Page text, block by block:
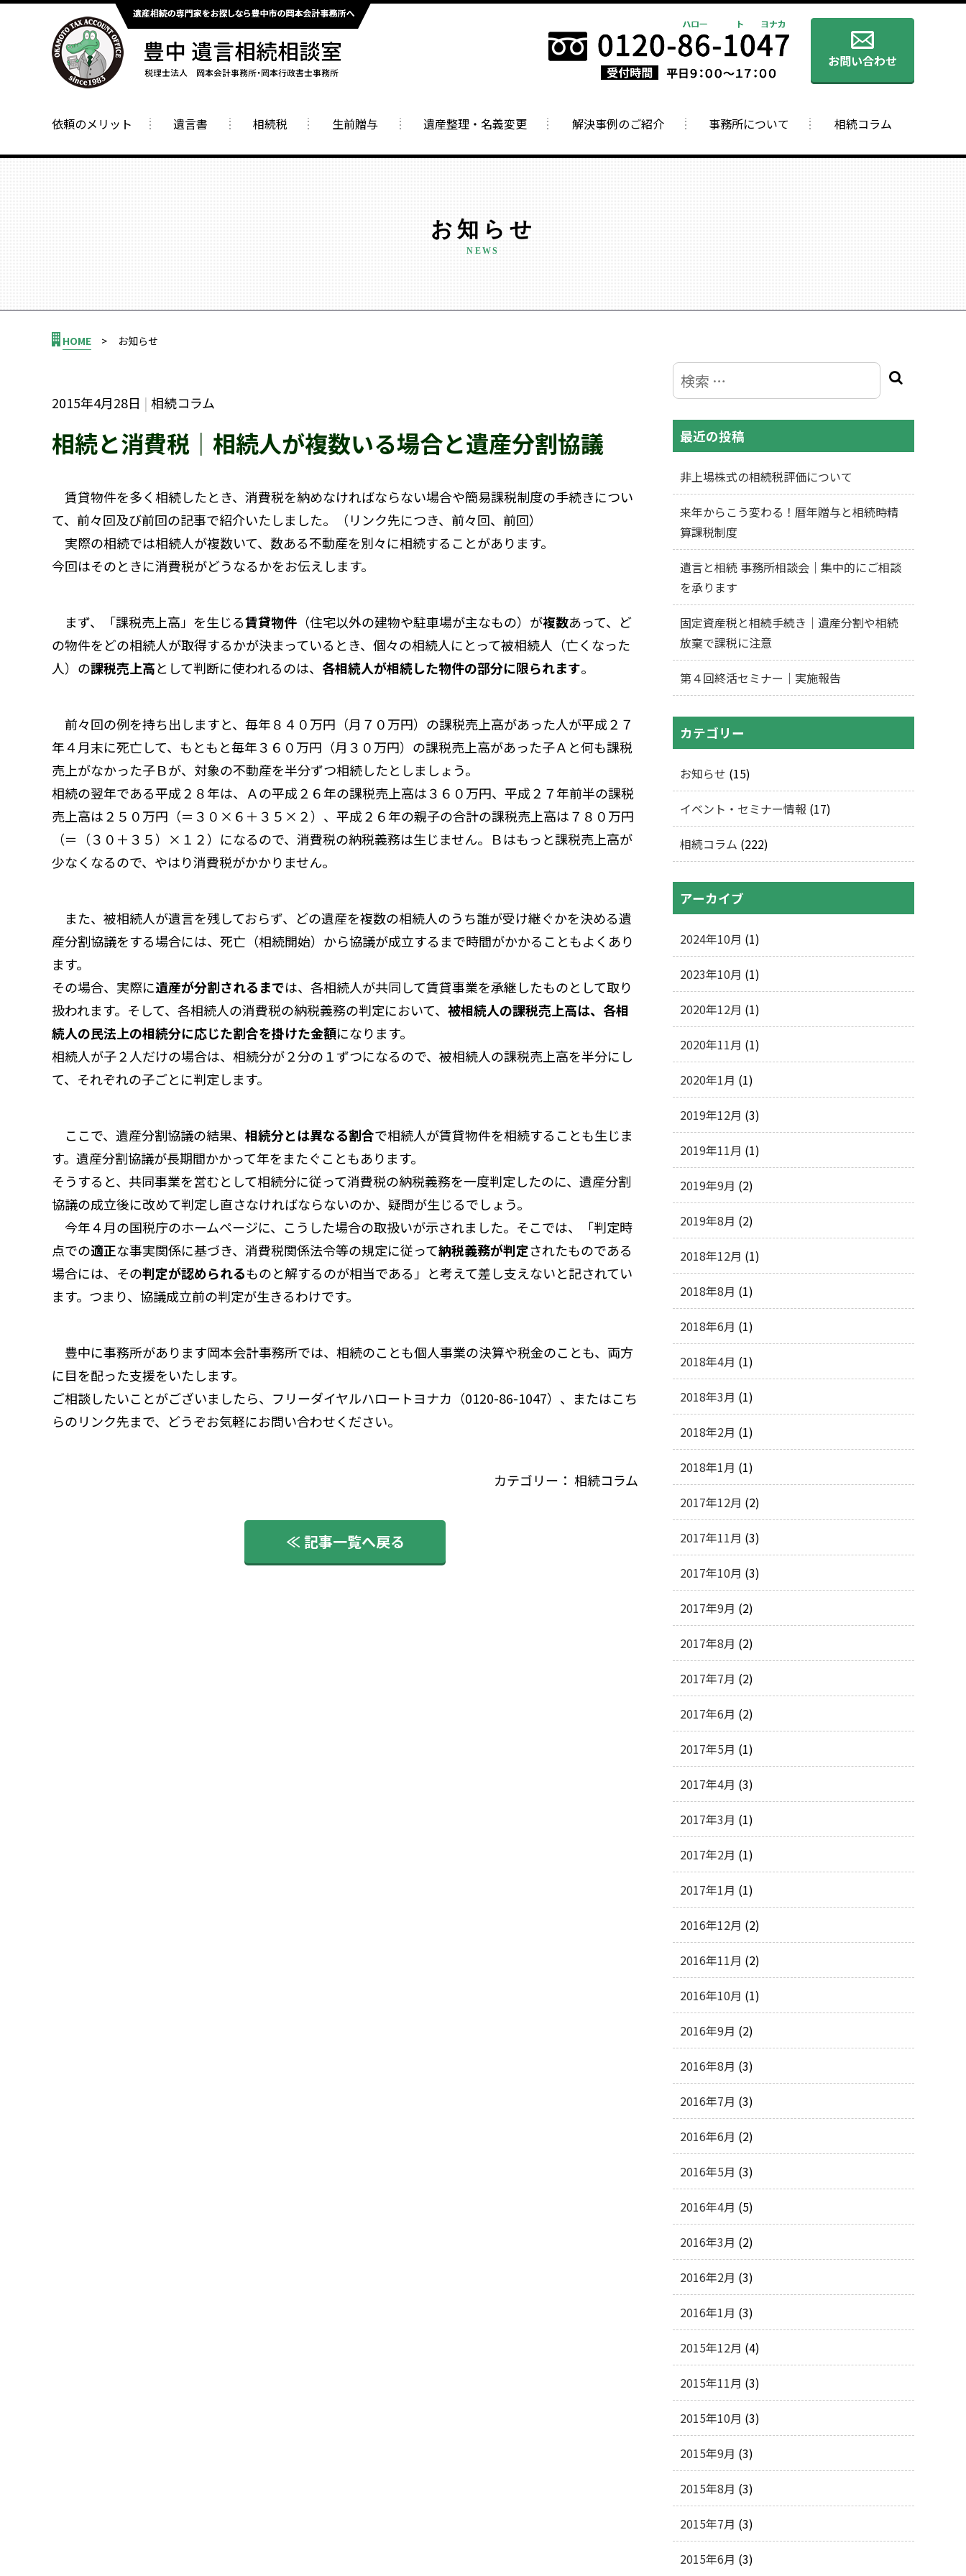
依頼のメリット 遺言書 相続税 生前贈与 遺産整理・名義変更 解決事例のご紹介 事務所について 相続コラム
お知らせ
HOME お知らせ
2015年4月28日 相続コラム
相続と消費税｜相続人が複数いる場合と遺産分割協議
賃貸物件を多く相続したとき、消費税を納めなければならない場合や簡易課税制度の手続きについ
て、前々回及び前回の記事で紹介いたしました。（リンク先につき、 前々回、 前回）
実際の相続では相続人が複数いて、数ある不動産を別々に相続することがあります。
今回はそのときに消費税がどうなるかをお伝えします。
まず、「課税売上高」を生じる賃貸物件 （住宅以外の建物や駐車場が主なもの）が複数あって、ど
の物件をどの相続人が取得するかが決まっているとき、個々の相続人にとって被相続人（亡くなった
人）の課税売上高として判断に使われるのは、 各相続人が相続した物件の部分に限られます。
前々回の例を持ち出しますと、毎年８４０万円（月７０万円）の課税売上高があった人が平成２７
年４月末に死亡して、もともと毎年３６０万円（月３０万円）の課税売上高があった子Ａと何も課税
売上がなかった子Ｂが、対象の不動産を半分ずつ相続したとしましょう。
相続の翌年である平成２８年は、Ａの平成２６年の課税売上高は３６０万円、平成２７年前半の課税
売上高は２５０万円（＝３０×６＋３５×２）、平成２６年の親子の合計の課税売上高は７８０万円
（＝（３０＋３５）×１２）になるので、消費税の納税義務は生じません。Ｂはもっと課税売上高が
少なくなるので、やはり消費税がかかりません。
また、被相続人が遺言を残しておらず、どの遺産を複数の相続人のうち誰が受け継ぐかを決める遺
産分割協議をする場合には、死亡（相続開始）から協議が成立するまで時間がかかることもよくあり
ます。
その場合、実際に遺産が分割されるまでは、各相続人が共同して賃貸事業を承継したものとして取り
扱われます。そして、各相続人の消費税の納税義務の判定において、 被相続人の課税売上高は、各相
続人の民法上の相続分に応じた割合を掛けた金額になります。
相続人が子２人だけの場合は、相続分が２分の１ずつになるので、被相続人の課税売上高を半分にし
て、それぞれの子ごとに判定します。
ここで、遺産分割協議の結果、 相続分とは異なる割合で相続人が賃貸物件を相続することも生じま
す。遺産分割協議が長期間かかって年をまたぐこともあります。
そうすると、共同事業を営むとして相続分に従って消費税の納税義務を一度判定したのに、遺産分割
協議の成立後に改めて判定し直さなければならないのか、疑問が生じるでしょう。
今年４月の国税庁のホームページに、こうした場合の取扱いが示されました。そこでは、「判定時
点での適正な事実関係に基づき、消費税関係法令等の規定に従って納税義務が判定されたものである
場合には、その判定が認められるものと解するのが相当である」と考えて差し支えないと記されてい
ます。つまり、協議成立前の判定が生きるわけです。
豊中に事務所があります岡本会計事務所では、相続のことも個人事業の決算や税金のことも、両方
に目を配った支援をいたします。
ご相談したいことがございましたら、フリーダイヤルハロートヨナカ（0120-86-1047）、またはこち
らのリンク先まで、どうぞお気軽にお問い合わせください。
カテゴリー： 相続コラム
≪ 記事一覧へ戻る
最近の投稿
非上場株式の相続税評価について
来年からこう変わる！暦年贈与と相続時精
算課税制度
遺言と相続 事務所相談会｜集中的にご相談
を承ります
固定資産税と相続手続き｜遺産分割や相続
放棄で課税に注意
第４回終活セミナー｜実施報告
カテゴリー
お知らせ (15)
イベント・セミナー情報 (17)
相続コラム (222)
アーカイブ
2024年10月 (1)
2023年10月 (1)
2020年12月 (1)
2020年11月 (1)
2020年1月 (1)
2019年12月 (3)
2019年11月 (1)
2019年9月 (2)
2019年8月 (2)
2018年12月 (1)
2018年8月 (1)
2018年6月 (1)
2018年4月 (1)
2018年3月 (1)
2018年2月 (1)
2018年1月 (1)
2017年12月 (2)
2017年11月 (3)
2017年10月 (3)
2017年9月 (2)
2017年8月 (2)
2017年7月 (2)
2017年6月 (2)
2017年5月 (1)
2017年4月 (3)
2017年3月 (1)
2017年2月 (1)
2017年1月 (1)
2016年12月 (2)
2016年11月 (2)
2016年10月 (1)
2016年9月 (2)
2016年8月 (3)
2016年7月 (3)
2016年6月 (2)
2016年5月 (3)
2016年4月 (5)
2016年3月 (2)
2016年2月 (3)
2016年1月 (3)
2015年12月 (4)
2015年11月 (3)
2015年10月 (3)
2015年9月 (3)
2015年8月 (3)
2015年7月 (3)
2015年6月 (3)